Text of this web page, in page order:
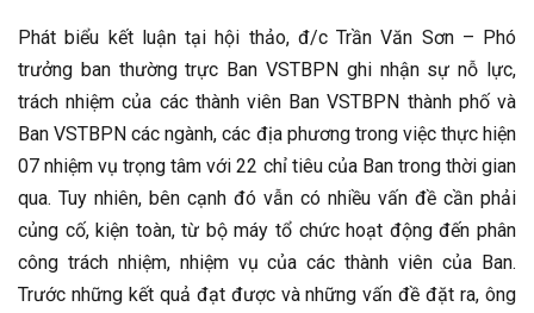
Phát biểu kết luận tại hội thảo, đ/c Trần Văn Sơn – Phó
trưởng ban thường trực Ban VSTBPN ghi nhận sự nỗ lực,
trách nhiệm của các thành viên Ban VSTBPN thành phố và
Ban VSTBPN các ngành, các địa phương trong việc thực hiện
07 nhiệm vụ trọng tâm với 22 chỉ tiêu của Ban trong thời gian
qua. Tuy nhiên, bên cạnh đó vẫn có nhiều vấn đề cần phải
củng cố, kiện toàn, từ bộ máy tổ chức hoạt động đến phân
công trách nhiệm, nhiệm vụ của các thành viên của Ban.
Trước những kết quả đạt được và những vấn đề đặt ra, ông